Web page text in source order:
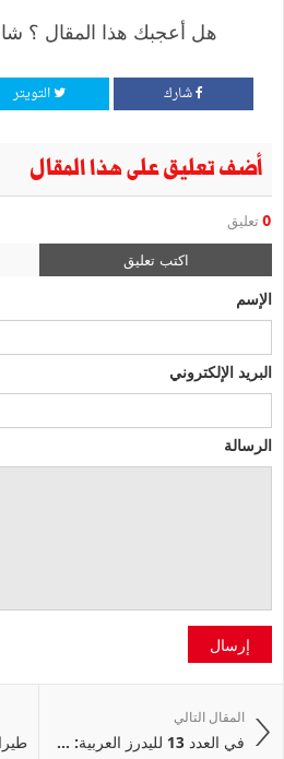
هل أعجبك هذا المقال ؟
شارك التويتر
أضف تعليق على هذا المقال
0 تعليق
اكتب تعليق
الإسم
البريد الإلكتروني
الرسالة
إرسال
المقال التالي
في العدد 13 لليدرز العربية: ...